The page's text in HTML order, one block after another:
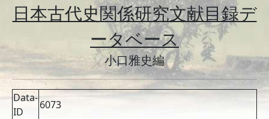
日本古代史関係研究文献目録デ
ータベース
小口雅史編
Data-
ID
6073